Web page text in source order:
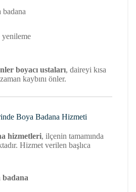
badana
yenileme
boyacı ustaları, daireyi kısa
kaybını önler.
Boya Badana Hizmeti
hizmetleri, ilçenin tamamında
Hizmet verilen başlıca
badana